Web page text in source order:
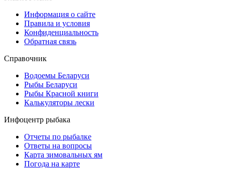
Информация о сайте
Правила и условия
Конфиденциальность
Обратная связь
Справочник
Водоемы Беларуси
Рыбы Беларуси
Рыбы Красной книги
Калькуляторы лески
Инфоцентр рыбака
Отчеты по рыбалке
Ответы на вопросы
Карта зимовальных ям
Погода на карте